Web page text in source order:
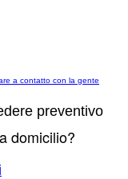
a contatto con la gente
preventivo
domicilio?